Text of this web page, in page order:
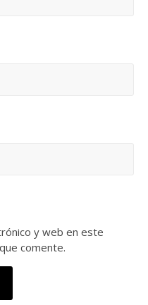
y web en este
comente.